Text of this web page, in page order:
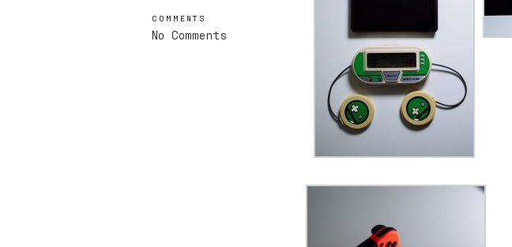
COMMENTS
No Comments